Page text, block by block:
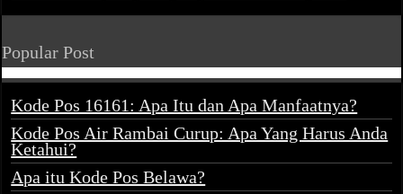
Popular Post
Kode Pos 16161: Apa Itu dan Apa Manfaatnya?
Kode Pos Air Rambai Curup: Apa Yang Harus Anda
Ketahui?
Apa itu Kode Pos Belawa?